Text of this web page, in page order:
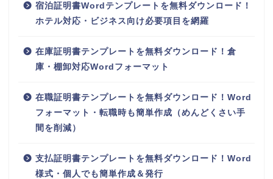
宿泊証明書Wordテンプレートを無料ダウンロード！
ホテル対応・ビジネス向け必要項目を網羅
在庫証明書テンプレートを無料ダウンロード！倉
庫・棚卸対応Wordフォーマット
在職証明書テンプレートを無料ダウンロード！Word
フォーマット・転職時も簡単作成（めんどくさい手
間を削減）
支払証明書テンプレートを無料ダウンロード！Word
様式・個人でも簡単作成＆発行